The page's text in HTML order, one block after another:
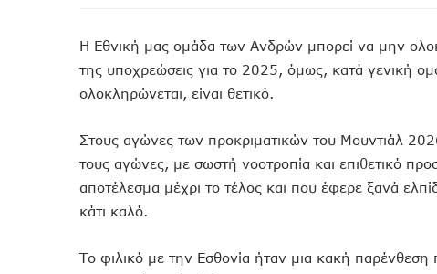
Η Εθνική μας ομάδα των Ανδρών μπορεί να μην
της υποχρεώσεις για το 2025, όμως, κατά γενική
ολοκληρώνεται, είναι θετικό.
Στους αγώνες των προκριματικών του Μουντιάλ
τους αγώνες, με σωστή νοοτροπία και επιθετικό
αποτέλεσμα μέχρι το τέλος και που έφερε ξανά
κάτι καλό.
Το φιλικό με την Εσθονία ήταν μια κακή